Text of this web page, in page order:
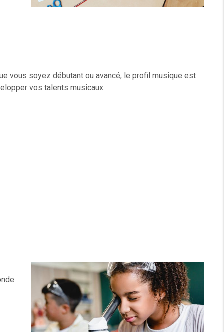
vous soyez débutant ou avancé, le profil musique est
vos talents musicaux.